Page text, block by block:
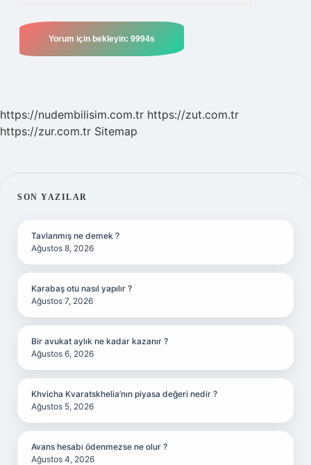
https://nudembilisim.com.tr https://zut.com.tr
https://zur.com.tr Sitemap
SIDEBAR
SON YAZILAR
Tavlanmış ne demek ?
Ağustos 8, 2026
Karabaş otu nasıl yapılır ?
Ağustos 7, 2026
Bir avukat aylık ne kadar kazanır ?
Ağustos 6, 2026
Khvicha Kvaratskhelia’nın piyasa değeri nedir ?
Ağustos 5, 2026
Avans hesabı ödenmezse ne olur ?
Ağustos 4, 2026